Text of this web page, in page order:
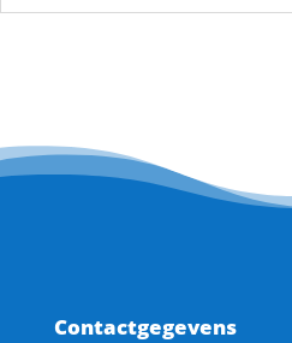
Contactgegevens